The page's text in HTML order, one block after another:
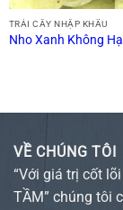
TRÁI CÂY NHẬP KHẨU
Nho Xanh Không
VỀ CHÚNG TÔI
“Với giá trị cốt
TẦM” chúng tôi